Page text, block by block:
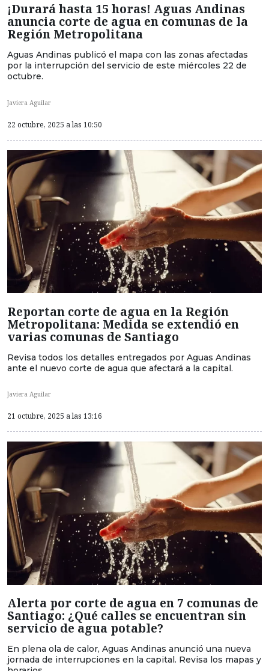
¡Durará hasta 15 horas! Aguas Andinas
anuncia corte de agua en comunas de la
Región Metropolitana
Aguas Andinas publicó el mapa con las zonas afectadas
por la interrupción del servicio de este miércoles 22 de
octubre.
Javiera Aguilar
22 octubre, 2025 a las 10:50
Reportan corte de agua en la Región
Metropolitana: Medida se extendió en
varias comunas de Santiago
Revisa todos los detalles entregados por Aguas Andinas
ante el nuevo corte de agua que afectará a la capital.
Javiera Aguilar
21 octubre, 2025 a las 13:16
Alerta por corte de agua en 7 comunas de
Santiago: ¿Qué calles se encuentran sin
servicio de agua potable?
En plena ola de calor, Aguas Andinas anunció una nueva
jornada de interrupciones en la capital. Revisa los mapas y